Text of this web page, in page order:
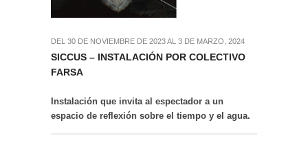
DEL 30 DE NOVIEMBRE DE 2023 AL 3 DE MARZO, 2024
SICCUS – INSTALACIÓN POR COLECTIVO
FARSA
Instalación que invita al espectador a un
espacio de reflexión sobre el tiempo y el agua.